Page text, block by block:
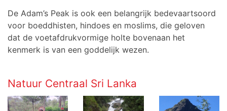
De Adam’s Peak is ook een belangrijk bedevaartsoord
voor boeddhisten, hindoes en moslims, die geloven
dat de voetafdrukvormige holte bovenaan het
kenmerk is van een goddelijk wezen.
Natuur Centraal Sri Lanka